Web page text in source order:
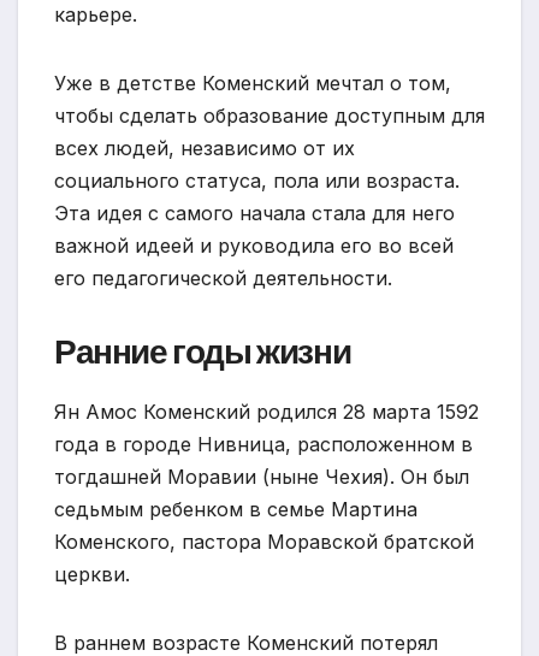
карьере.
Уже в детстве Коменский мечтал о том,
чтобы сделать образование доступным для
всех людей, независимо от их
социального статуса, пола или возраста.
Эта идея с самого начала стала для него
важной идеей и руководила его во всей
его педагогической деятельности.
Ранние годы жизни
Ян Амос Коменский родился 28 марта 1592
года в городе Нивница, расположенном в
тогдашней Моравии (ныне Чехия). Он был
седьмым ребенком в семье Мартина
Коменского, пастора Моравской братской
церкви.
В раннем возрасте Коменский потерял